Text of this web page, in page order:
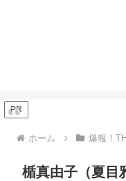
PR
ホーム 爆報！
楯真由子（夏目